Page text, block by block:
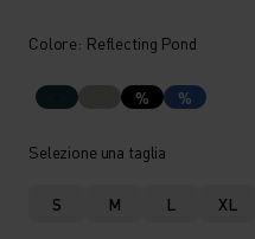
Colore: Reflecting Pond
% %
Selezione una taglia
S M L XL